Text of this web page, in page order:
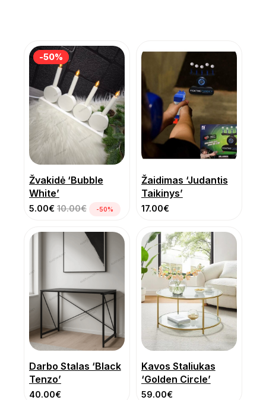
Žvakidė ‘Bubble
White’
5.00€ 10.00€
-50%
-50%
-50%
Žaidimas ‘Judantis
Taikinys’
17.00€
Darbo Stalas ‘Black
Tenzo’
40.00€
Kavos Staliukas
‘Golden Circle’
59.00€